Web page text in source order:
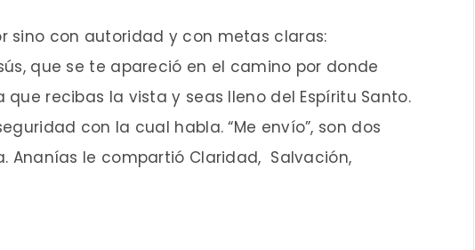
sino con autoridad y con metas claras:
que se te apareció en el camino por donde
recibas la vista y seas lleno del Espíritu Santo.
con la cual habla. “Me envío”, son dos
Ananías le compartió Claridad, Salvación,